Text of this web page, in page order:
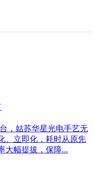
，姑苏华星光电手艺无
、立即化，耗时从原先
大幅提拔，保障...